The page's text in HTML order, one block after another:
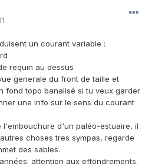
un courant variable :
requin au dessus
generale du front de taille et
fond topo banalisé si tu veux garder
une info sur le sens du courant
l'embouchure d'un paléo-estuaire, il
choses tres sympas, regarde
des sables.
attention aux effondrements.